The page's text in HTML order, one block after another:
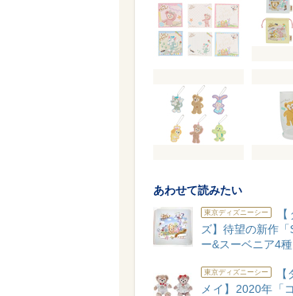
あわせて読みたい
東京ディズニーシー
ズ】待望の新作
ー&スーベニア4
東京ディズニーシー
メイ】2020年「